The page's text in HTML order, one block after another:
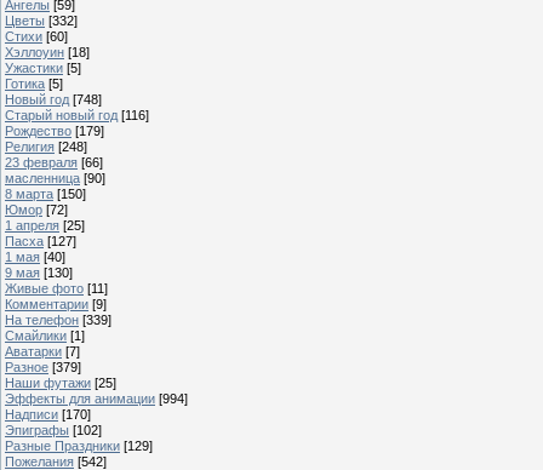
Ангелы [59]
Цветы [332]
Стихи [60]
Хэллоуин [18]
Ужастики [5]
Готика [5]
Новый год [748]
Старый новый год [116]
Рождество [179]
Религия [248]
23 февраля [66]
масленница [90]
8 марта [150]
Юмор [72]
1 апреля [25]
Пасха [127]
1 мая [40]
9 мая [130]
Живые фото [11]
Комментарии [9]
На телефон [339]
Смайлики [1]
Аватарки [7]
Разное [379]
Наши футажи [25]
Эффекты для анимации [994]
Надписи [170]
Эпиграфы [102]
Разные Праздники [129]
Пожелания [542]